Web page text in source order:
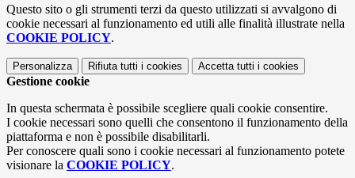
Questo sito o gli strumenti terzi da questo utilizzati si avvalgono di
cookie necessari al funzionamento ed utili alle finalità illustrate nella
COOKIE POLICY.
Personalizza Rifiuta tutti i cookies Accetta tutti i cookies
Gestione cookie
In questa schermata è possibile scegliere quali cookie consentire.
I cookie necessari sono quelli che consentono il funzionamento della
piattaforma e non è possibile disabilitarli.
Per conoscere quali sono i cookie necessari al funzionamento potete
visionare la COOKIE POLICY.